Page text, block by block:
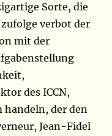
Sorte, die
verbot der
mit der
des ICCN,
handeln, der den
Jean-Fidel